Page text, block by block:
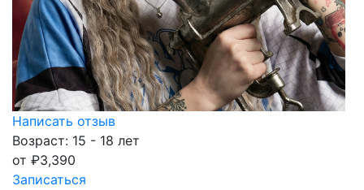
Написать отзыв
Возраст: 15 - 18 лет
от ₽3,390
Записаться